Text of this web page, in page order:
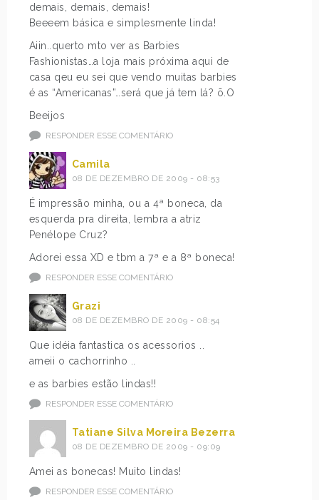
demais, demais, demais!
Beeeem básica e simplesmente linda!
Aiin..querto mto ver as Barbies
Fashionistas…a loja mais próxima aqui de
casa qeu eu sei que vendo muitas barbies
é as “Americanas”…será que já tem lá? õ.O
Beeijos
RESPONDER ESSE COMENTÁRIO
Camila
08 DE DEZEMBRO DE 2009 - 08:53
É impressão minha, ou a 4ª boneca, da
esquerda pra direita, lembra a atriz
Penélope Cruz?
Adorei essa XD e tbm a 7ª e a 8ª boneca!
RESPONDER ESSE COMENTÁRIO
Grazi
08 DE DEZEMBRO DE 2009 - 08:54
Que idéia fantastica os acessorios ..
ameii o cachorrinho ..
e as barbies estão lindas!!
RESPONDER ESSE COMENTÁRIO
Tatiane Silva Moreira Bezerra
08 DE DEZEMBRO DE 2009 - 09:09
Amei as bonecas! Muito lindas!
RESPONDER ESSE COMENTÁRIO